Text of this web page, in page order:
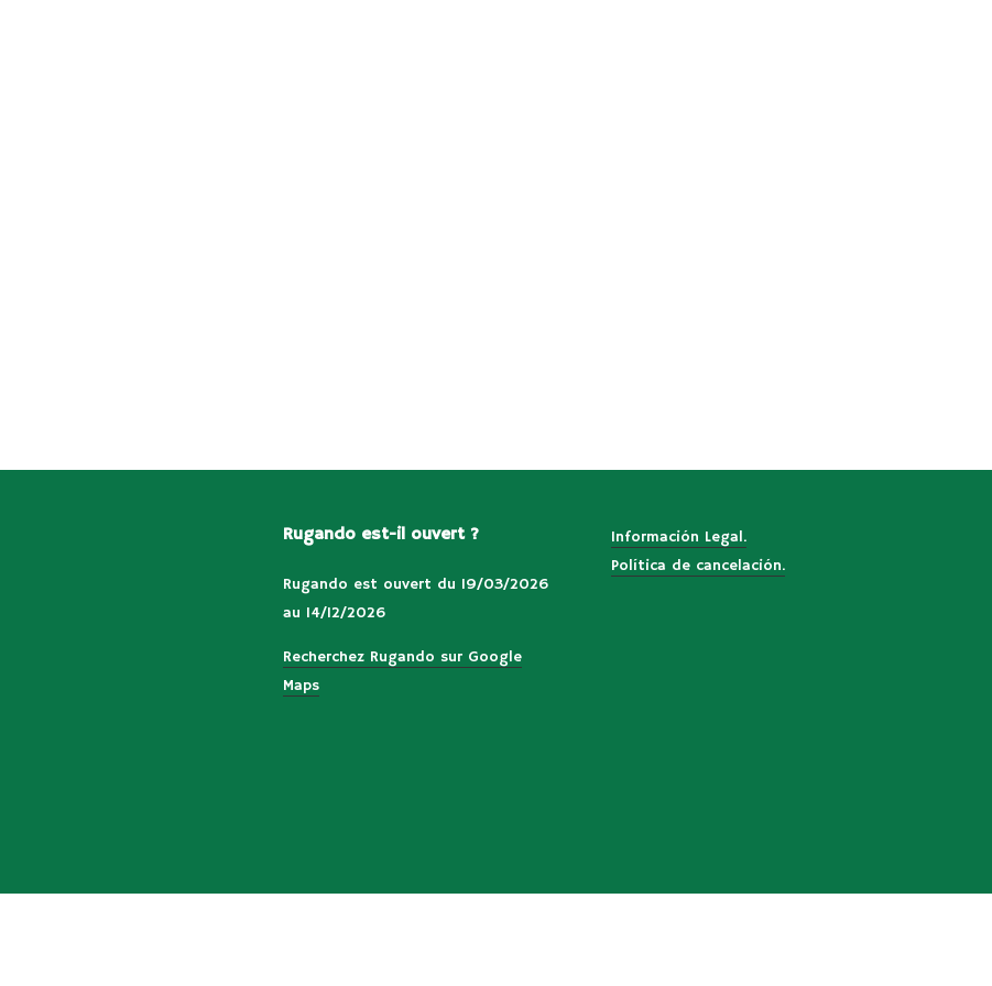
Rugando est-il ouvert ?
Rugando est ouvert du 19/03/2026
au 14/12/2026
Recherchez Rugando sur Google
Maps
Información Legal.
Política de cancelación.